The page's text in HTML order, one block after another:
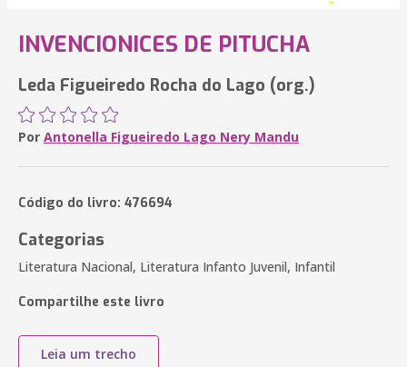
INVENCIONICES DE PITUCHA
Leda Figueiredo Rocha do Lago (org.)
Por Antonella Figueiredo Lago Nery Mandu
Código do livro: 476694
Categorias
Literatura Nacional, Literatura Infanto Juvenil, Infantil
Compartilhe este livro
Leia um trecho